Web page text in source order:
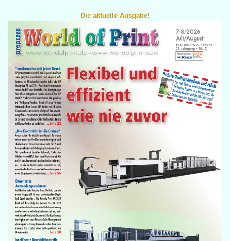
Die aktuelle Ausgabe!